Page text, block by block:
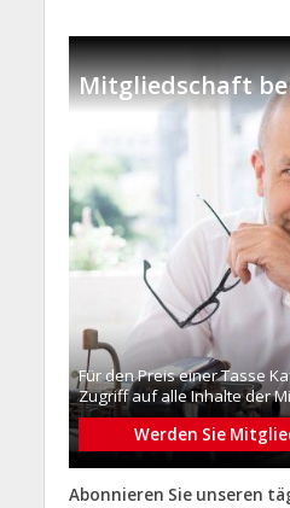
Mitgliedschaft
Für den Preis einer Tasse
Zugriff auf alle Inhalte der
Werden Sie
Abonnieren Sie unseren